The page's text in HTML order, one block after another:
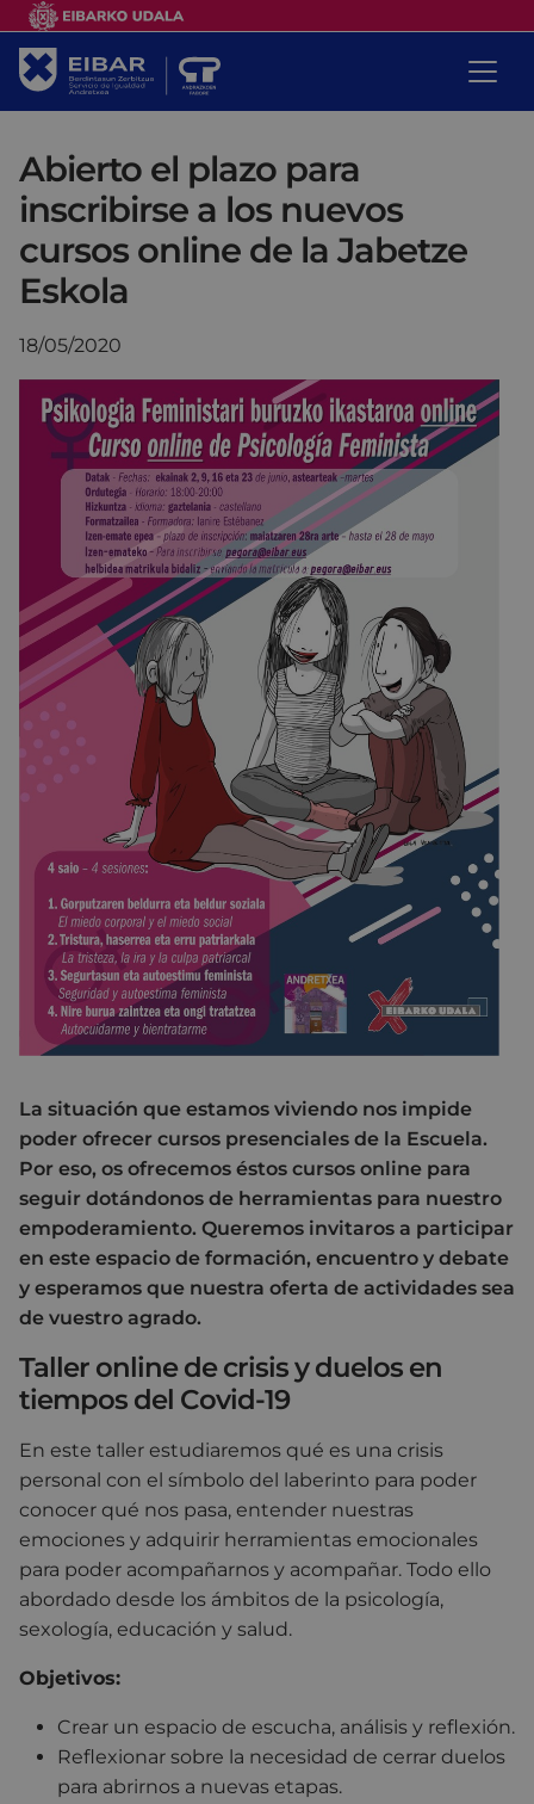
Abierto el plazo para
inscribirse a los nuevos
cursos online de la Jabetze
Eskola
18/05/2020
La situación que estamos viviendo nos impide
poder ofrecer cursos presenciales de la Escuela.
Por eso, os ofrecemos éstos cursos online para
seguir dotándonos de herramientas para nuestro
empoderamiento. Queremos invitaros a participar
en este espacio de formación, encuentro y debate
y esperamos que nuestra oferta de actividades sea
de vuestro agrado.
Taller online de crisis y duelos en
tiempos del Covid-19
En este taller estudiaremos qué es una crisis
personal con el símbolo del laberinto para poder
conocer qué nos pasa, entender nuestras
emociones y adquirir herramientas emocionales
para poder acompañarnos y acompañar. Todo ello
abordado desde los ámbitos de la psicología,
sexología, educación y salud.
Objetivos:
Crear un espacio de escucha, análisis y reflexión.
Reflexionar sobre la necesidad de cerrar duelos
para abrirnos a nuevas etapas.